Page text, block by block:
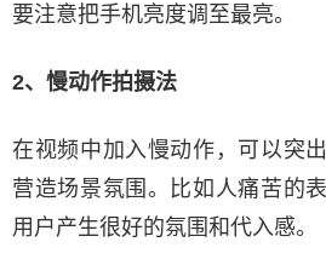
要注意把手机亮度调至最亮。
2、慢动作拍摄法
在视频中加入慢动作，可以突
营造场景氛围。比如人痛苦的
用户产生很好的氛围和代入感。